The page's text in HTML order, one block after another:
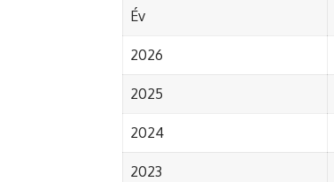
Év
2026
2025
2024
2023